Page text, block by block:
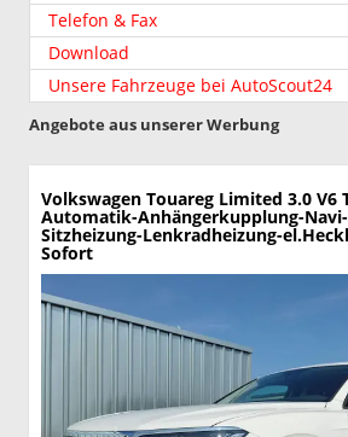
Telefon & Fax
Download
Unsere Fahrzeuge bei AutoScout24
Angebote aus unserer Werbung
Volkswagen Touareg Limited 3.0 V6
Automatik-Anhängerkupplung-Navi-
Sitzheizung-Lenkradheizung-
Sofort